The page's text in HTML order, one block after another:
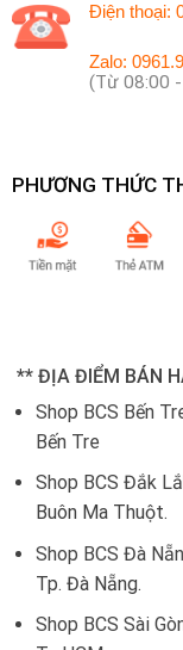
Điện thoại:
Zalo:
(Từ 08:00
PHƯƠNG THỨC
** ĐỊA ĐIỂM BÁN
Shop BCS Bến
Bến Tre
Shop BCS Đắk
Buôn Ma Thuột.
Shop BCS Đà
Tp. Đà Nẵng.
Shop BCS Sài